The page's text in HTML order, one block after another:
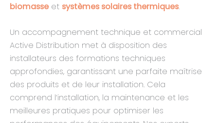
biomasseet systèmes solaires thermiques.
Un accompagnement technique et commercial
Active Distribution met à disposition des
installateurs des formations techniques
approfondies, garantissant une parfaite maîtrise
des produits et de leur installation. Cela
comprend l’installation, la maintenance et les
meilleures pratiques pour optimiser les